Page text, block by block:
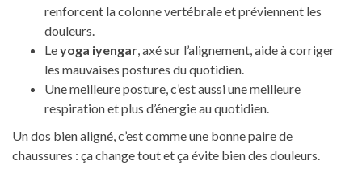
renforcent la colonne vertébrale et préviennent les
douleurs.
Leyoga iyengar , axé sur l’alignement, aide à corriger
les mauvaises postures du quotidien.
Une meilleure posture, c’est aussi une meilleure
respiration et plus d’énergie au quotidien.
Un dos bien aligné, c’est comme une bonne paire de
chaussures : ça change tout et ça évite bien des douleurs.